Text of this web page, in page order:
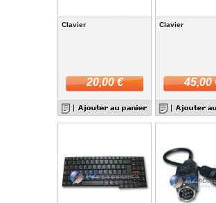
Clavier
20,00 €
Clavier
45,00